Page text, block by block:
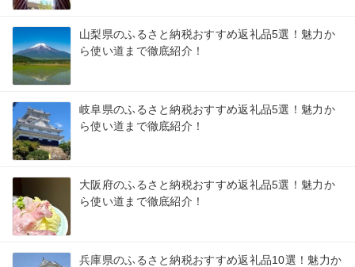
山梨県のふるさと納税おすすめ返礼品5選！魅力か
ら使い道まで徹底紹介！
岐阜県のふるさと納税おすすめ返礼品5選！魅力か
ら使い道まで徹底紹介！
大阪府のふるさと納税おすすめ返礼品5選！魅力か
ら使い道まで徹底紹介！
兵庫県のふるさと納税おすすめ返礼品10選！魅力か